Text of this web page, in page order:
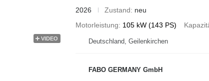
VIDEO
2026
Zustand
neu
Motorleistung
105 kW (143 PS)
Deutschland, Geilenkirchen
FABO GERMANY GmbH